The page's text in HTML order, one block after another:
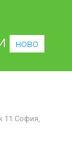
ново
11 София,